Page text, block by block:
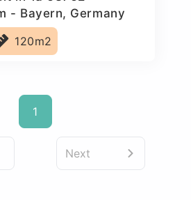
- Bayern, Germany
120m2
1
Next